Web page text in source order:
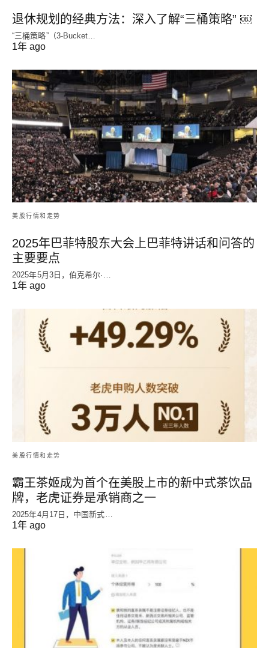
退休规划的经典方法：深入了解“三桶策略” ￼
“三桶策略”（3-Bucket…
1年 ago
美股行情和走势
2025年巴菲特股东大会上巴菲特讲话和问答的
主要要点
2025年5月3日，伯克希尔·…
1年 ago
美股行情和走势
霸王茶姬成为首个在美股上市的新中式茶饮品
牌，老虎证券是承销商之一
2025年4月17日，中国新式…
1年 ago